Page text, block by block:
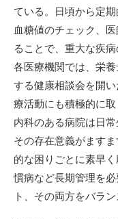
ている。日頃から定
血糖値のチェック、
ることで、重大な疾
各医療機関では、栄
する健康相談会を開
療活動にも積極的に
内科のある病院は日
その存在意義がます
的な困りごとに素早
慣病など長期管理を
ト、その両方をバラ